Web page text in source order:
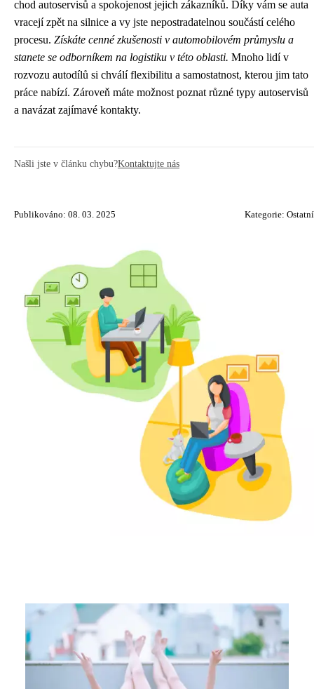
chod autoservisů a spokojenost jejich zákazníků. Díky vám se auta
vracejí zpět na silnice a vy jste nepostradatelnou součástí celého
procesu. Získáte cenné zkušenosti v automobilovém průmyslu a
stanete se odborníkem na logistiku v této oblasti. Mnoho lidí v
rozvozu autodílů si chválí flexibilitu a samostatnost, kterou jim tato
práce nabízí. Zároveň máte možnost poznat různé typy autoservisů
a navázat zajímavé kontakty.
Našli jste v článku chybu?Kontaktujte nás
Publikováno: 08. 03. 2025 Kategorie: Ostatní